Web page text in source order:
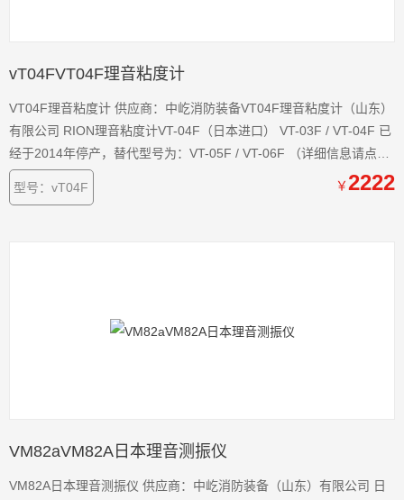
vT04FVT04F理音粘度计
VT04F理音粘度计 供应商：中屹消防装备VT04F理音粘度计（山东）
有限公司 RION理音粘度计VT-04F（日本进口） VT-03F / VT-04F 已
经于2014年停产，替代型号为：VT-05F / VT-06F （详细信息请点这
里） RION理音粘度计VT-04F 理音VM-63A测振仪 理音VM-82测振仪
理音NL-20噪音计 理音RION粘度计
型号：vT04F ￥2222
VM82aVM82A日本理音测振仪
VM82A日本理音测振仪 供应商：中屹消防装备（山东）有限公司 日